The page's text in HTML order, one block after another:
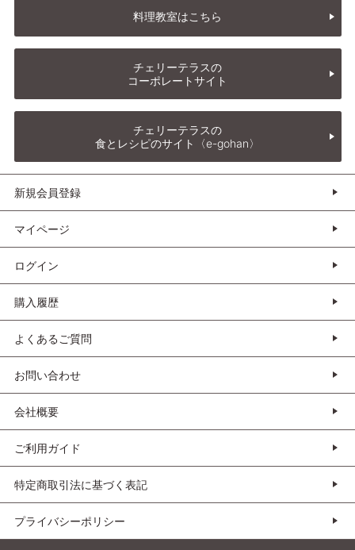
料理教室はこちら
チェリーテラスの
コーポレートサイト
チェリーテラスの
食とレシピのサイト〈e-gohan〉
新規会員登録
マイページ
ログイン
購入履歴
よくあるご質問
お問い合わせ
会社概要
ご利用ガイド
特定商取引法に基づく表記
プライバシーポリシー